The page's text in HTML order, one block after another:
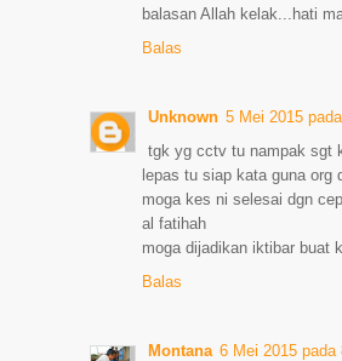
balasan Allah kelak...hati
Balas
Unknown 5 Mei 2015
tgk yg cctv tu nampak sgt
lepas tu siap kata guna org
moga kes ni selesai dgn
al fatihah
moga dijadikan iktibar buat
Balas
Montana 6 Mei 2015 pada